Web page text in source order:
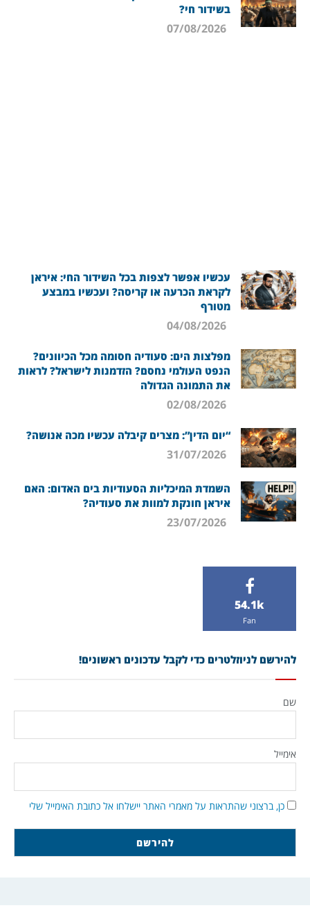
בשידור חי?
עכשיו אפשר לצפות בכל השידור החי: איראן
לקראת הכרעה או קריסה? ועכשיו במבצע
מטורף
מפלצות הים: סעודיה חסומה מכל הכיוונים?
הנפט העולמי נחסם? הזדמנות לישראל? לראות
את התמונה הגדולה
“יום הדין”: מצרים קיבלה עכשיו מכה אנושה?
השמדת המיכליות הסעודיות בים האדום: האם
איראן חונקת למוות את סעודיה?
54.1k
Fan
להירשם לניוזלטרים כדי לקבל עדכונים ראשונים!
שם
אימייל
כן, ברצוני שהתראות על מאמרי האתר יישלחו אל כתובת האימייל שלי